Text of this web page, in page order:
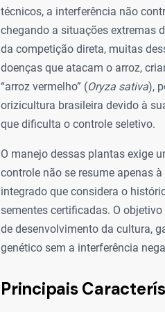
técnicos, a interferência não
chegando a situações extremas
da competição direta, muitas
doenças que atacam o arroz,
“arroz vermelho” (Oryza sativa),
orizicultura brasileira devido à
que dificulta o controle seletivo.
O manejo dessas plantas exige
controle não se resume apenas
integrado que considera o
sementes certificadas. O
de desenvolvimento da cultura,
genético sem a interferência
Principais